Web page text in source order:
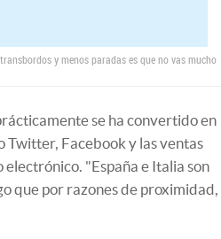
y menos paradas es que no vas mucho
se ha convertido en
Twitter, Facebook y las ventas
"España e Italia son
que por razones de proximidad,